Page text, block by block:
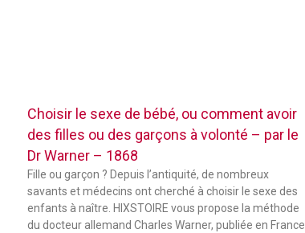
Choisir le sexe de bébé, ou comment avoir
des filles ou des garçons à volonté – par le
Dr Warner – 1868
Fille ou garçon ? Depuis l’antiquité, de nombreux
savants et médecins ont cherché à choisir le sexe des
enfants à naître. HIXSTOIRE vous propose la méthode
du docteur allemand Charles Warner, publiée en France